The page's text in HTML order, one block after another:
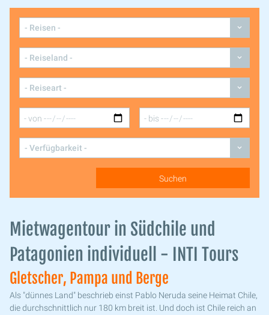
Mietwagentour in Südchile und
Patagonien individuell - INTI Tours
Gletscher, Pampa und Berge
Als "dünnes Land" beschrieb einst Pablo Neruda seine Heimat Chile,
die durchschnittlich nur 180 km breit ist. Und doch ist Chile reich an